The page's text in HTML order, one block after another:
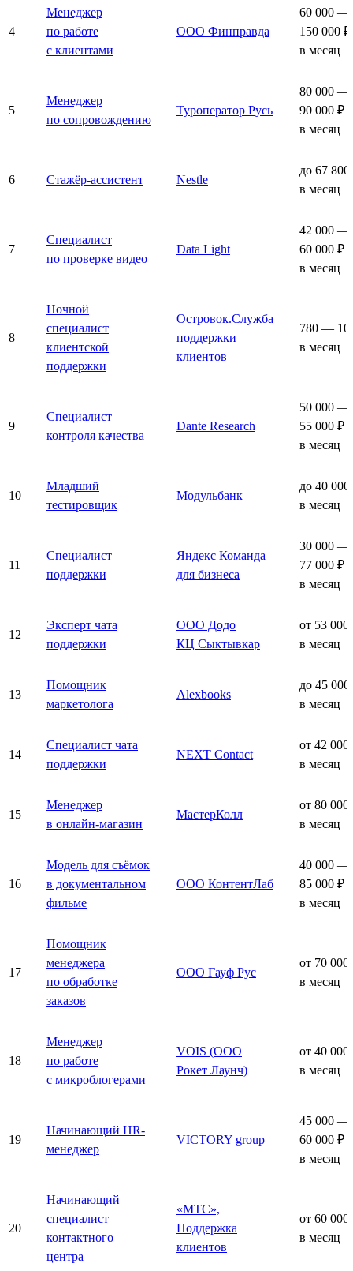
4
Менеджер
по работе
с клиентами
ООО Финправда
60 000 —
150 000 ₽
в месяц
5
Менеджер
по сопровождению
Туроператор Русь
80 000 —
90 000 ₽
в месяц
6 Стажёр-ассистент Nestle
до 67 800
в месяц
7
Специалист
по проверке видео
Data Light
42 000 —
60 000 ₽
в месяц
8
Ночной
специалист
клиентской
поддержки
Островок.Служба
поддержки
клиентов
780 —
в месяц
9
Специалист
контроля качества
Dante Research
50 000 —
55 000 ₽
в месяц
10
Младший
тестировщик
Модульбанк
до 40 000
в месяц
11
Специалист
поддержки
Яндекс Команда
для бизнеса
30 000 —
77 000 ₽
в месяц
12
Эксперт чата
поддержки
ООО Додо
КЦ Сыктывкар
от 53 000
в месяц
13
Помощник
маркетолога
Alexbooks
до 45 000
в месяц
14
Специалист чата
поддержки
NEXT Contact
от 42 000
в месяц
15
Менеджер
в онлайн-магазин
МастерКолл
от 80 000
в месяц
16
Модель для съёмок
в документальном
фильме
ООО КонтентЛаб
40 000 —
85 000 ₽
в месяц
17
Помощник
менеджера
по обработке
заказов
ООО Гауф Рус
от 70 000
в месяц
18
Менеджер
по работе
с микроблогерами
VOIS (ООО
Рокет Лаунч)
от 40 000
в месяц
19
Начинающий HR-
менеджер
VICTORY group
45 000 —
60 000 ₽
в месяц
20
Начинающий
специалист
контактного
центра
«МТС»,
Поддержка
клиентов
от 60 000
в месяц